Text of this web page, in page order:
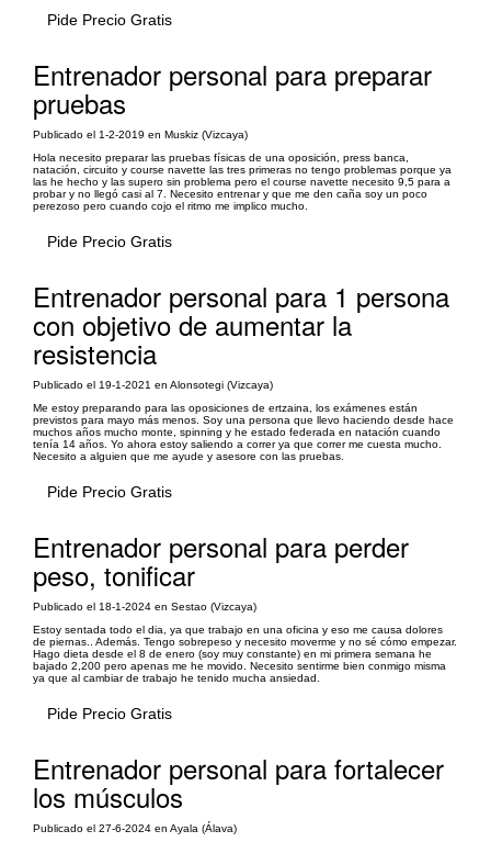
Pide Precio Gratis
Entrenador personal para preparar
pruebas
Publicado el 1-2-2019 en Muskiz (Vizcaya)
Hola necesito preparar las pruebas físicas de una oposición, press banca,
natación, circuito y course navette las tres primeras no tengo problemas porque ya
las he hecho y las supero sin problema pero el course navette necesito 9,5 para a
probar y no llegó casi al 7. Necesito entrenar y que me den caña soy un poco
perezoso pero cuando cojo el ritmo me implico mucho.
Pide Precio Gratis
Entrenador personal para 1 persona
con objetivo de aumentar la
resistencia
Publicado el 19-1-2021 en Alonsotegi (Vizcaya)
Me estoy preparando para las oposiciones de ertzaina, los exámenes están
previstos para mayo más menos. Soy una persona que llevo haciendo desde hace
muchos años mucho monte, spinning y he estado federada en natación cuando
tenía 14 años. Yo ahora estoy saliendo a correr ya que correr me cuesta mucho.
Necesito a alguien que me ayude y asesore con las pruebas.
Pide Precio Gratis
Entrenador personal para perder
peso, tonificar
Publicado el 18-1-2024 en Sestao (Vizcaya)
Estoy sentada todo el dia, ya que trabajo en una oficina y eso me causa dolores
de piernas.. Además. Tengo sobrepeso y necesito moverme y no sé cómo empezar.
Hago dieta desde el 8 de enero (soy muy constante) en mi primera semana he
bajado 2,200 pero apenas me he movido. Necesito sentirme bien conmigo misma
ya que al cambiar de trabajo he tenido mucha ansiedad.
Pide Precio Gratis
Entrenador personal para fortalecer
los músculos
Publicado el 27-6-2024 en Ayala (Álava)